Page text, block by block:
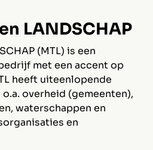
LANDSCHAP
(MTL) is een
met een accent op
heeft uiteenlopende
overheid (gemeenten),
waterschappen en
en